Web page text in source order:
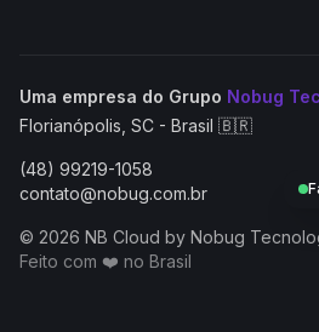
Uma empresa do Grupo Nobug
Florianópolis, SC - Brasil 🇧🇷
(48) 99219-1058
contato@nobug.com.br
© 2026 NB Cloud by Nobug
Feito com ❤️ no Brasil
NB Cloud by Nobug